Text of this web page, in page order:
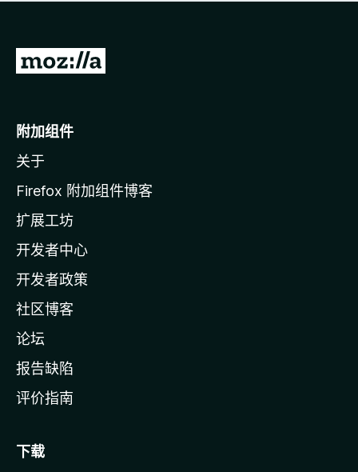
无
转
o
i
l
a
主
页
附加组件
关于
Firefox 附加组件博客
扩展工坊
开发者中心
开发者政策
社区博客
论坛
报告缺陷
评价指南
下载